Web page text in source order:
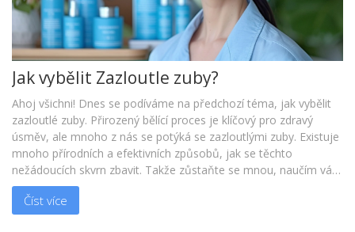
Jak vybělit Zazloutle zuby?
Ahoj všichni! Dnes se podíváme na předchozí téma, jak vybělit
zazloutlé zuby. Přirozený bělící proces je klíčový pro zdravý
úsměv, ale mnoho z nás se potýká se zazloutlými zuby. Existuje
mnoho přírodních a efektivních způsobů, jak se těchto
nežádoucích skvrn zbavit. Takže zůstaňte se mnou, naučím vás,
jak se postarat o svůj úsměv a cítit se s ním skvěle!
Číst více